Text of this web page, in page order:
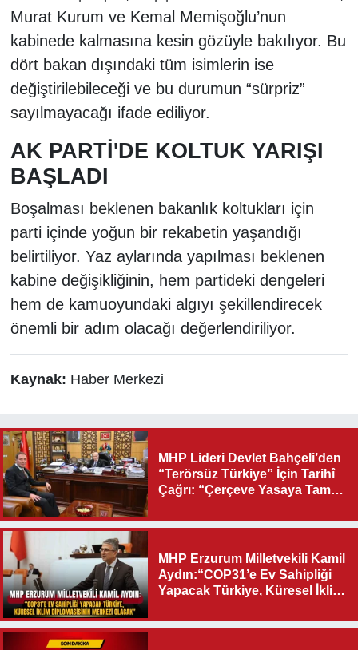
Murat Kurum ve Kemal Memişoğlu’nun
kabinede kalmasına kesin gözüyle bakılıyor. Bu
dört bakan dışındaki tüm isimlerin ise
değiştirilebileceği ve bu durumun “sürpriz”
sayılmayacağı ifade ediliyor.
AK PARTİ'DE KOLTUK YARIŞI
BAŞLADI
Boşalması beklenen bakanlık koltukları için
parti içinde yoğun bir rekabetin yaşandığı
belirtiliyor. Yaz aylarında yapılması beklenen
kabine değişikliğinin, hem partideki dengeleri
hem de kamuoyundaki algıyı şekillendirecek
önemli bir adım olacağı değerlendiriliyor.
Kaynak: Haber Merkezi
MHP Lideri Devlet Bahçeli’den
“Terörsüz Türkiye” İçin Tarihî
Çağrı: “Çerçeve Yasaya Tam
MHP Erzurum Milletvekili Kamil
Aydın:“COP31’e Ev Sahipliği
Yapacak Türkiye, Küresel İklim
Olacak"